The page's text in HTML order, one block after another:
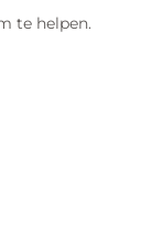
te helpen.